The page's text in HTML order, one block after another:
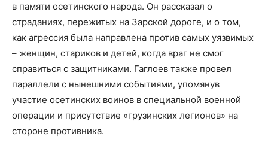
в памяти осетинского народа. Он рассказал о
страданиях, пережитых на Зарской дороге, и о том,
как агрессия была направлена против самых уязвимых
– женщин, стариков и детей, когда враг не смог
справиться с защитниками. Гаглоев также провел
параллели с нынешними событиями, упомянув
участие осетинских воинов в специальной военной
операции и присутствие «грузинских легионов» на
стороне противника.